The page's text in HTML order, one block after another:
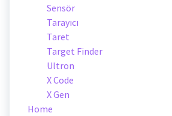
Sensör
Tarayıcı
Taret
Target Finder
Ultron
X Code
X Gen
Home